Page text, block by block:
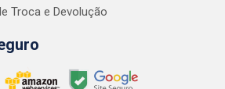
Troca e Devolução